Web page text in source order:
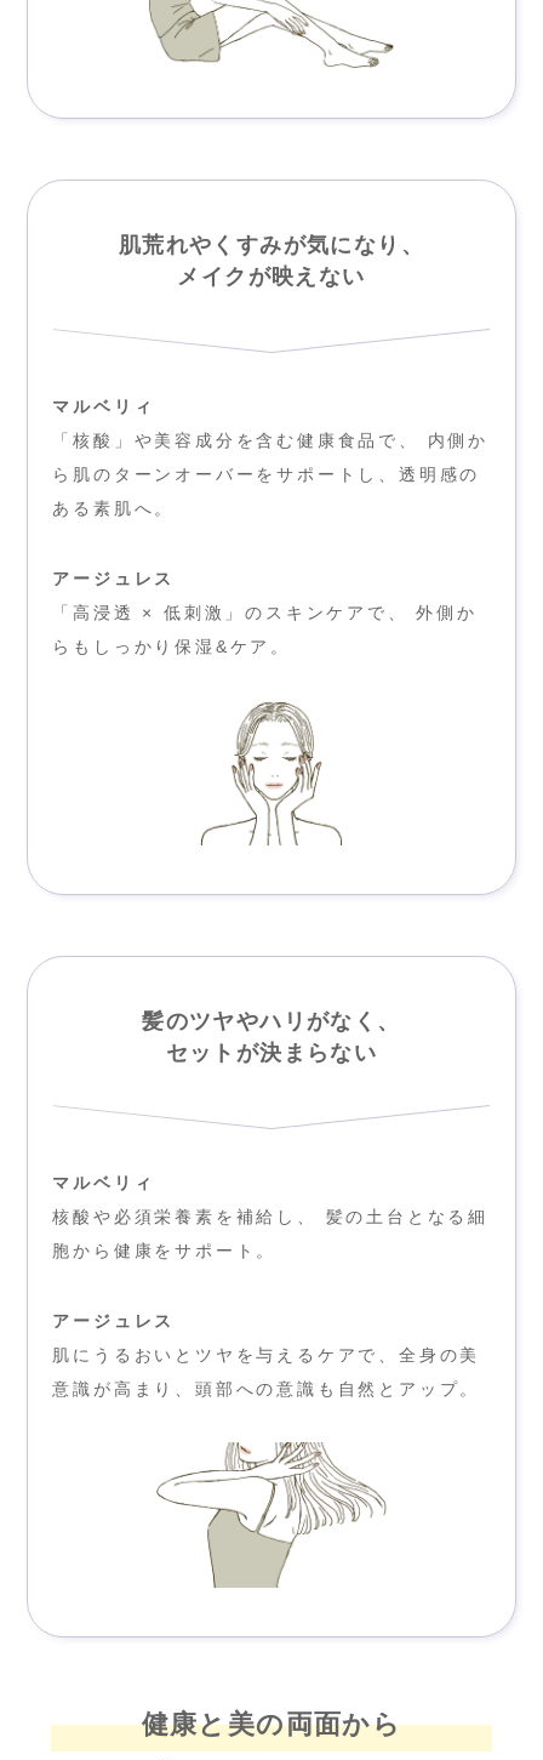
肌荒れやくすみが気になり、
メイクが映えない
マルベリィ
「核酸」や美容成分を含む健康食品で、 内側か
ら肌のターンオーバーをサポートし、透明感の
ある素肌へ。
アージュレス
「高浸透 × 低刺激」のスキンケアで、 外側か
らもしっかり保湿&ケア。
髪のツヤやハリがなく、
セットが決まらない
マルベリィ
核酸や必須栄養素を補給し、 髪の土台となる細
胞から健康をサポート。
アージュレス
肌にうるおいとツヤを与えるケアで、全身の美
意識が高まり、頭部への意識も自然とアップ。
健康と美の両面から